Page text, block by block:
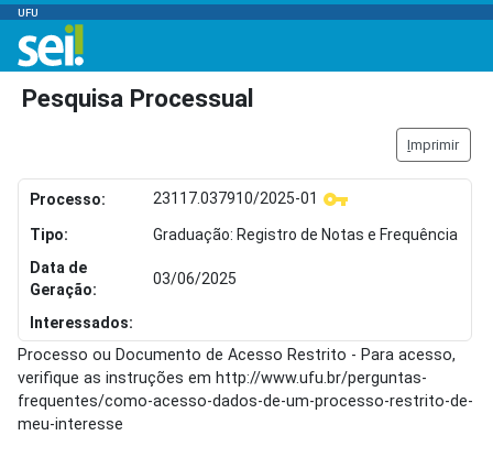
UFU
Pesquisa Processual
Imprimir
Processo: 23117.037910/2025-01
Tipo:
Graduação: Registro de Notas e Frequência
Data de
Geração:
03/06/2025
Interessados:
Processo ou Documento de Acesso Restrito - Para acesso,
verifique as instruções em http://www.ufu.br/perguntas-
frequentes/como-acesso-dados-de-um-processo-restrito-de-
meu-interesse